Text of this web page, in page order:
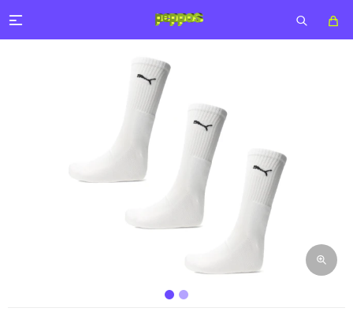
